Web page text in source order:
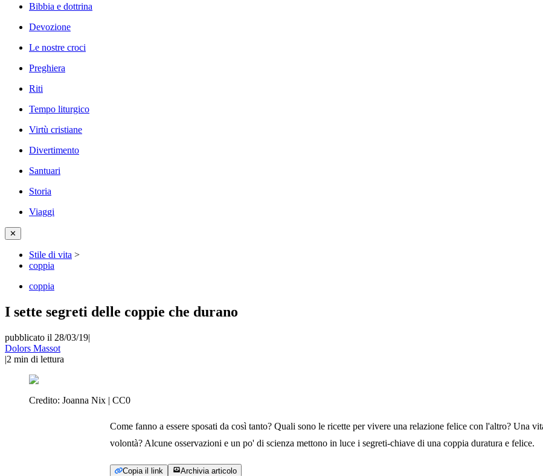
Bibbia e dottrina
Devozione
Le nostre croci
Preghiera
Riti
Tempo liturgico
Virtù cristiane
Divertimento
Santuari
Storia
Viaggi
✕
Stile di vita >
coppia
coppia
I sette segreti delle coppie che durano
pubblicato il 28/03/19|
Dolors Massot
|2 min di lettura
Credito: Joanna Nix | CC0
Come fanno a essere sposati da così tanto? Quali sono le ricette per vivere una relazione felice con l'altro? Una
volontà? Alcune osservazioni e un po' di scienza mettono in luce i segreti-chiave di una coppia duratura e felice.
Copia il link Archivia articolo